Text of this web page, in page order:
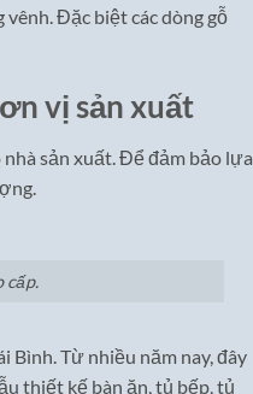
Đặc biệt các dòng gỗ
vị sản xuất
sản xuất. Để đảm bảo lựa
cấp.
Bình. Từ nhiều năm nay, đây
thiết kế bàn ăn, tủ bếp, tủ